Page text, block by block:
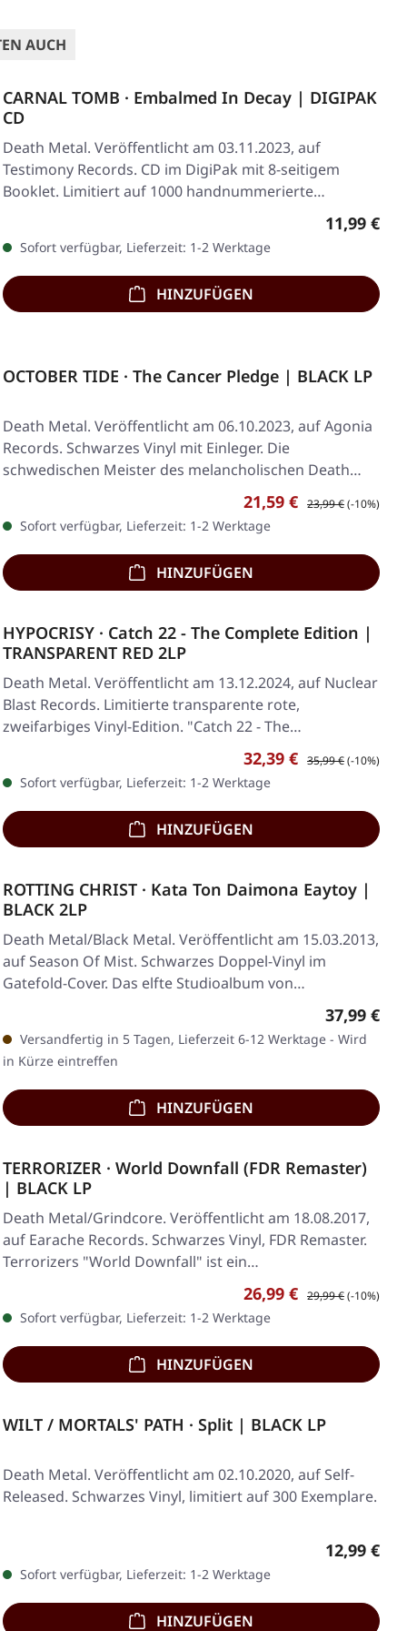
AUCH
CARNAL TOMB · Embalmed In Decay | DIGIPAK
CD
Death Metal. Veröffentlicht am 03.11.2023, auf
Testimony Records. CD im DigiPak mit 8-seitigem
Booklet. Limitiert auf 1000 handnummerierte
Regulärer
11,99 €
Sofort verfügbar, Lieferzeit: 1-2 Werktage
HINZUFÜGEN
OCTOBER TIDE · The Cancer Pledge | BLACK LP
Death Metal. Veröffentlicht am 06.10.2023, auf Agonia
Records. Schwarzes Vinyl mit Einleger. Die
schwedischen Meister des melancholischen Death
Verkaufspreis:
21,59 € Regulärer Preis:
23,99 €(-10%)
Sofort verfügbar, Lieferzeit: 1-2 Werktage
HINZUFÜGEN
HYPOCRISY · Catch 22 - The Complete Edition |
TRANSPARENT RED 2LP
Death Metal. Veröffentlicht am 13.12.2024, auf Nuclear
Blast Records. Limitierte transparente rote,
zweifarbiges Vinyl-Edition. "Catch 22 - The…
Verkaufspreis:
32,39 € Regulärer Preis:
35,99 €(-10%)
Sofort verfügbar, Lieferzeit: 1-2 Werktage
HINZUFÜGEN
ROTTING CHRIST · Kata Ton Daimona Eaytoy |
BLACK 2LP
Death Metal/Black Metal. Veröffentlicht am 15.03.2013,
auf Season Of Mist. Schwarzes Doppel-Vinyl im
Gatefold-Cover. Das elfte Studioalbum von…
Regulärer
37,99 €
Versandfertig in 5 Tagen, Lieferzeit 6-12 Werktage - Wird
in Kürze eintreffen
HINZUFÜGEN
TERRORIZER · World Downfall (FDR Remaster)
| BLACK LP
Death Metal/Grindcore. Veröffentlicht am 18.08.2017,
auf Earache Records. Schwarzes Vinyl, FDR Remaster.
Terrorizers "World Downfall" ist ein…
Verkaufspreis:
26,99 € Regulärer Preis:
29,99 €(-10%)
Sofort verfügbar, Lieferzeit: 1-2 Werktage
HINZUFÜGEN
WILT / MORTALS' PATH · Split | BLACK LP
Death Metal. Veröffentlicht am 02.10.2020, auf Self-
Released. Schwarzes Vinyl, limitiert auf 300 Exemplare.
Regulärer
12,99 €
Sofort verfügbar, Lieferzeit: 1-2 Werktage
HINZUFÜGEN